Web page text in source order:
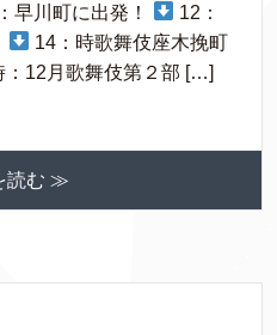
早川町に出発！
12：
14：時歌舞伎座木挽町
：12月歌舞伎第２部 […]
読む ≫